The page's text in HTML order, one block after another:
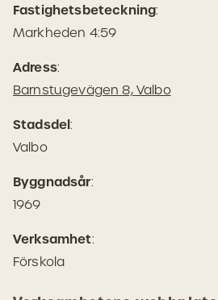
Fastighetsbeteckning:
Markheden 4:59
Adress:
Barnstugevägen 8, Valbo(Öppnas
Stadsdel:
Valbo
Byggnadsår:
1969
Verksamhet:
Förskola